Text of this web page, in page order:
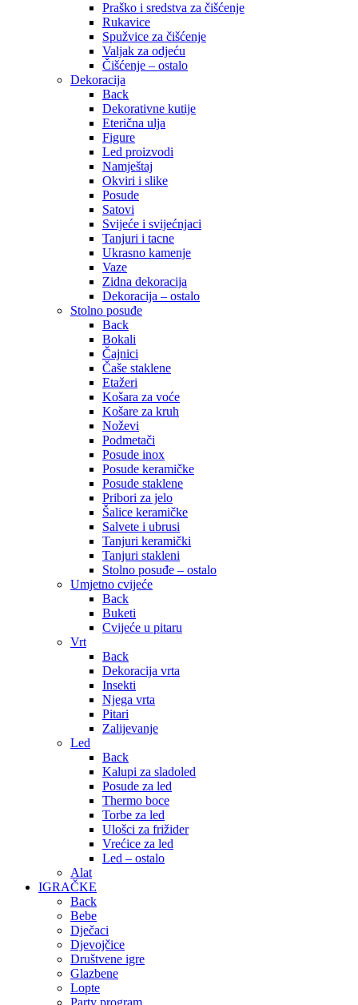
Praško i sredstva za čišćenje
Rukavice
Spužvice za čišćenje
Valjak za odjeću
Čišćenje – ostalo
Dekoracija
Back
Dekorativne kutije
Eterična ulja
Figure
Led proizvodi
Namještaj
Okviri i slike
Posude
Satovi
Svijeće i svijećnjaci
Tanjuri i tacne
Ukrasno kamenje
Vaze
Zidna dekoracija
Dekoracija – ostalo
Stolno posuđe
Back
Bokali
Čajnici
Čaše staklene
Etažeri
Košara za voće
Košare za kruh
Noževi
Podmetači
Posude inox
Posude keramičke
Posude staklene
Pribori za jelo
Šalice keramičke
Salvete i ubrusi
Tanjuri keramički
Tanjuri stakleni
Stolno posuđe – ostalo
Umjetno cvijeće
Back
Buketi
Cvijeće u pitaru
Vrt
Back
Dekoracija vrta
Insekti
Njega vrta
Pitari
Zalijevanje
Led
Back
Kalupi za sladoled
Posude za led
Thermo boce
Torbe za led
Ulošci za frižider
Vrećice za led
Led – ostalo
Alat
IGRAČKE
Back
Bebe
Dječaci
Djevojčice
Društvene igre
Glazbene
Lopte
Party program